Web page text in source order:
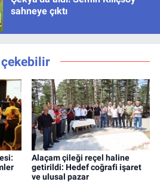
sahneye çıktı
Alaçam çileği reçel haline
getirildi: Hedef coğrafi işaret
ve ulusal pazar